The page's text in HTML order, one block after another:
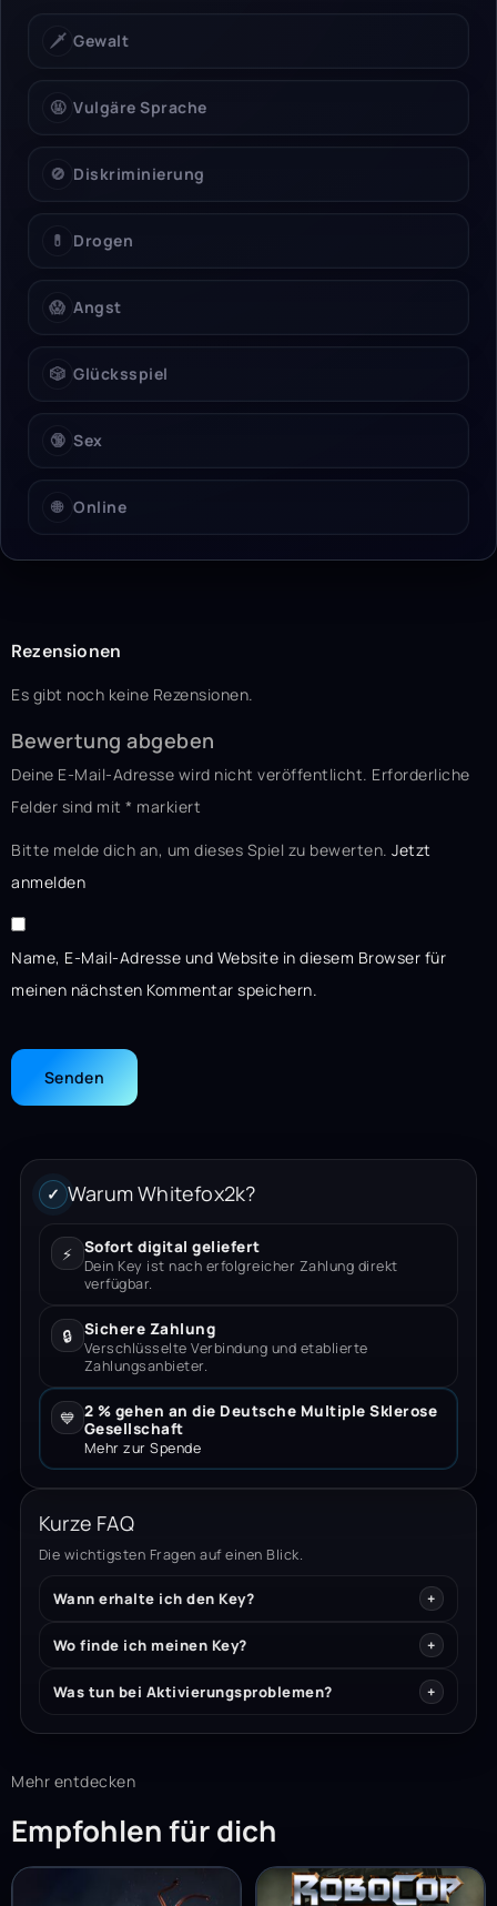
🗡️ Gewalt
🤬 Vulgäre Sprache
🚫 Diskriminierung
💊 Drogen
😱 Angst
🎲 Glücksspiel
🔞 Sex
🌐 Online
Rezensionen
Es gibt noch keine Rezensionen.
Bewertung abgeben
Deine E-Mail-Adresse wird nicht veröffentlicht. Erforderliche
Felder sind mit * markiert
Bitte melde dich an, um dieses Spiel zu bewerten. Jetzt
anmelden
Name, E-Mail-Adresse und Website in diesem Browser für
meinen nächsten Kommentar speichern.
✓ Warum Whitefox2k?
⚡ Sofort digital geliefert
Dein Key ist nach erfolgreicher Zahlung direkt
verfügbar.
🔒 Sichere Zahlung
Verschlüsselte Verbindung und etablierte
Zahlungsanbieter.
💙 2 % gehen an die Deutsche Multiple Sklerose
Gesellschaft
Mehr zur Spende
Kurze FAQ
Die wichtigsten Fragen auf einen Blick.
Wann erhalte ich den Key?
Wo finde ich meinen Key?
Was tun bei Aktivierungsproblemen?
Mehr entdecken
Empfohlen für dich